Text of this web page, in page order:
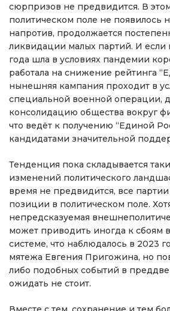
сюрпризов не предвидится. В
политическом поле не появилось
напротив, продолжается
ликвидации малых партий. И если
года шла в условиях пандемии
работала на снижение рейтинга
нынешняя кампания проходит в
специальной военной операции,
консолидацию общества вокруг
что ведёт к получению “Единой
кандидатами значительной
Тенденция пока складывается
изменений политического
время не предвидится, все
позиции в политическом поле.
непредсказуемая
может приводить иногда к сбоям
системе, что наблюдалось в 2023
мятежа Евгения Пригожина, но
либо подобных событий в
ожидать не стоит.